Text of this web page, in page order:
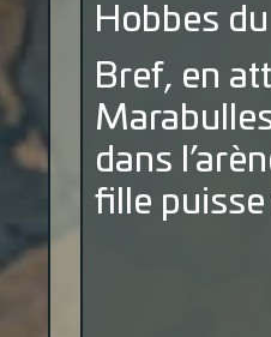
Hobbes
Bref, en
dans
fille puisse